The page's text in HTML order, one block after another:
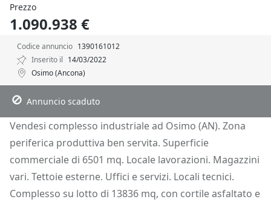
Prezzo
1.090.938 €
Codice annuncio 1390161012
Inserito il 14/03/2022
Osimo (Ancona)
Descrizione
Dettagli Posizione Richiedi Info
Annuncio scaduto
Vendesi complesso industriale ad Osimo (AN). Zona
periferica produttiva ben servita. Superficie
commerciale di 6501 mq. Locale lavorazioni. Magazzini
vari. Tettoie esterne. Uffici e servizi. Locali tecnici.
Complesso su lotto di 13836 mq, con cortile asfaltato e